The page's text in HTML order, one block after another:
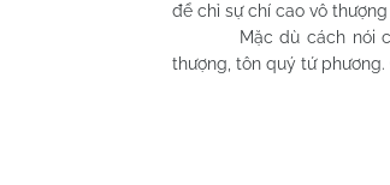
để chỉ sự chí cao vô
Mặc dù cách nói có
thượng, tôn quý tứ
Huỳnh
Quy